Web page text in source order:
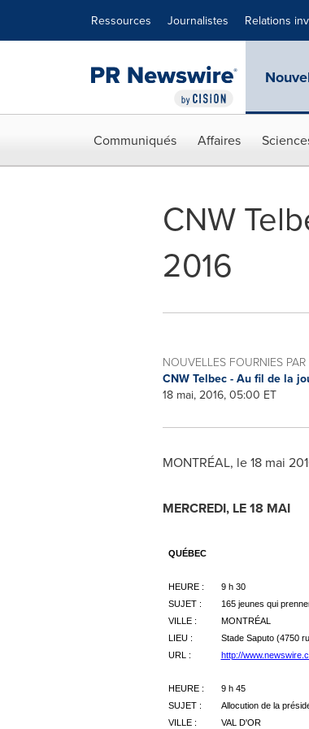
Ressources Journalistes Relations
Communiqués Affaires
CNW
2016
NOUVELLES FOURNIES PAR
CNW Telbec - Au fil de la
18 mai, 2016, 05:00 ET
MONTRÉAL, le 18 mai
MERCREDI, LE 18 MAI
QUÉBEC
HEURE :
9 h 30
SUJET :
165 jeunes qui
VILLE :
MONTRÉAL
LIEU :
Stade Saputo (4750
URL :
http://
HEURE :
9 h 45
SUJET :
Allocution de la
VILLE :
VAL D'OR